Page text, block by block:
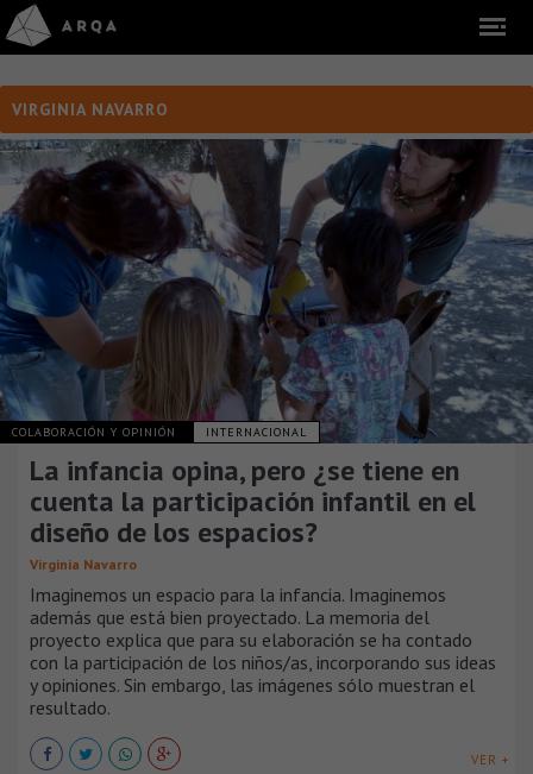
VIRGINIA NAVARRO
COLABORACIÓN Y OPINIÓN INTERNACIONAL
La infancia opina, pero ¿se tiene en
cuenta la participación infantil en el
diseño de los espacios?
Virginia Navarro
Imaginemos un espacio para la infancia. Imaginemos
además que está bien proyectado. La memoria del
proyecto explica que para su elaboración se ha contado
con la participación de los niños/as, incorporando sus ideas
y opiniones. Sin embargo, las imágenes sólo muestran el
resultado.
VER +